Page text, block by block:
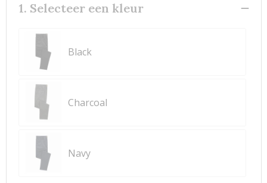
1. Selecteer een kleur
Black
Charcoal
Navy